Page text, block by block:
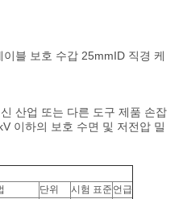
블 보호 수갑 25mmID 직경 케
산업 또는 다른 도구 제품 손잡
이하의 보호 수면 및 저전압 밀
단위 시험 표준 언급